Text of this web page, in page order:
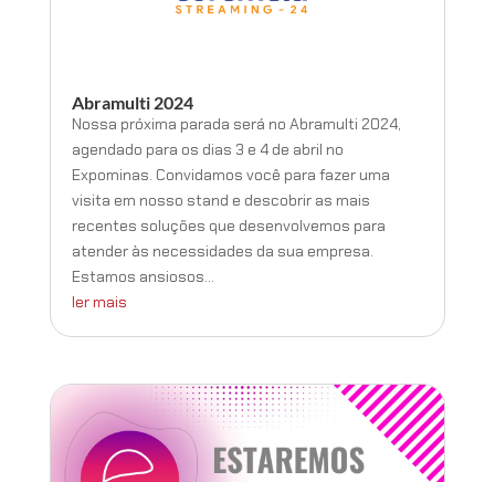
Abramulti 2024
Nossa próxima parada será no Abramulti 2024,
agendado para os dias 3 e 4 de abril no
Expominas. Convidamos você para fazer uma
visita em nosso stand e descobrir as mais
recentes soluções que desenvolvemos para
atender às necessidades da sua empresa.
Estamos ansiosos...
ler mais